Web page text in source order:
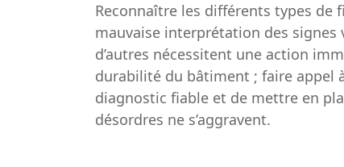
Reconnaître les différents types de
mauvaise interprétation des
d’autres nécessitent une action
durabilité du bâtiment ; faire appel
diagnostic fiable et de mettre en
désordres ne s’aggravent.